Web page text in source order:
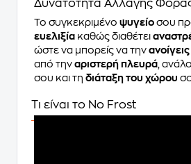
Δυνατότητα Αλλαγής
Το συγκεκριμένο ψυγείο σου
ευελιξία καθώς διαθέτει
ώστε να μπορείς να την ανοίγεις
από την αριστερή πλευρά ,
σου και τη διάταξη του χώρου
Τι είναι το No Frost